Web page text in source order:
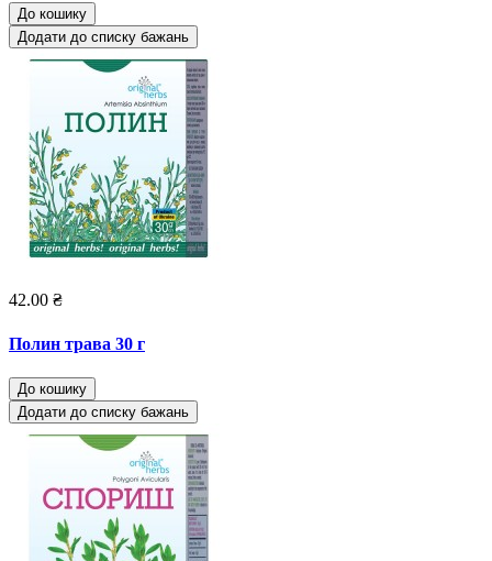
До кошику
Додати до списку бажань
42.00 ₴
Полин трава 30 г
До кошику
Додати до списку бажань